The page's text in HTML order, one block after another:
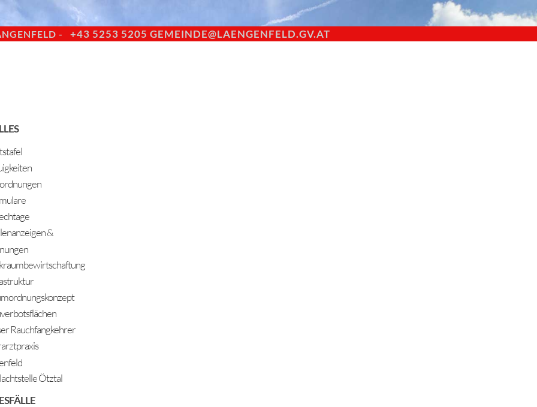
- +43 5253 5205 GEMEINDE@LAENGENFELD.GV.AT
&
Rauchfangkehrer
Ötztal